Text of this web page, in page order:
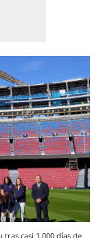
tras casi 1.000 días de